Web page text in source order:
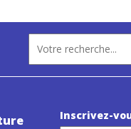
Inscrivez-